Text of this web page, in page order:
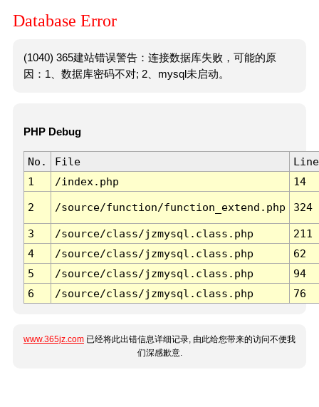
Database Error
(1040) 365建站错误警告：连接数据库失败，可能的原
因：1、数据库密码不对; 2、mysql未启动。
PHP Debug
No. File
Line
1
/index.php 14
2 /source/function/function_extend.php 324
3 /source/class/jzmysql.class.php
211
4
/source/class/jzmysql.class.php
62
5
/source/class/jzmysql.class.php
94
6
/source/class/jzmysql.class.php 76
www.365jz.com 已经将此出错信息详细记录, 由此给您带来的访问不便我
们深感歉意.